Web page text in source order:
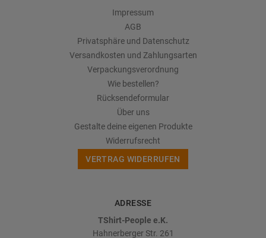
Impressum
AGB
Privatsphäre und Datenschutz
Versandkosten und Zahlungsarten
Verpackungsverordnung
Wie bestellen?
Rücksendeformular
Über uns
Gestalte deine eigenen Produkte
Widerrufsrecht
VERTRAG WIDERRUFEN
ADRESSE
TShirt-People e.K.
Hahnerberger Str. 261